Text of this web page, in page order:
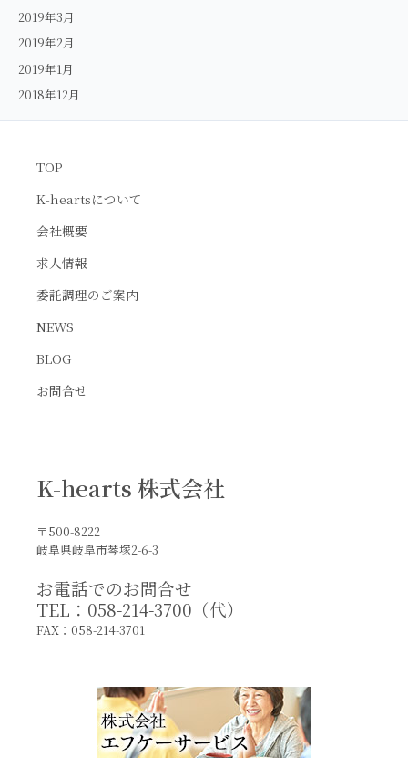
2019年3月
2019年2月
2019年1月
2018年12月
TOP
K-heartsについて
会社概要
求人情報
委託調理のご案内
NEWS
BLOG
お問合せ
K-hearts 株式会社
〒500-8222
岐阜県岐阜市琴塚2-6-3
お電話でのお問合せ
TEL：058-214-3700（代）
FAX：058-214-3701